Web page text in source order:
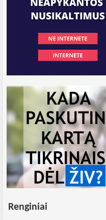
Renginiai